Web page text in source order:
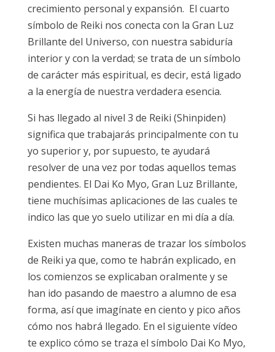
crecimiento personal y expansión. El cuarto
símbolo de Reiki nos conecta con la Gran Luz
Brillante del Universo, con nuestra sabiduría
interior y con la verdad; se trata de un símbolo
de carácter más espiritual, es decir, está ligado
a la energía de nuestra verdadera esencia.
Si has llegado al nivel 3 de Reiki (Shinpiden)
significa que trabajarás principalmente con tu
yo superior y, por supuesto, te ayudará
resolver de una vez por todas aquellos temas
pendientes. El Dai Ko Myo, Gran Luz Brillante,
tiene muchísimas aplicaciones de las cuales te
indico las que yo suelo utilizar en mi día a día.
Existen muchas maneras de trazar los símbolos
de Reiki ya que, como te habrán explicado, en
los comienzos se explicaban oralmente y se
han ido pasando de maestro a alumno de esa
forma, así que imagínate en ciento y pico años
cómo nos habrá llegado. En el siguiente vídeo
te explico cómo se traza el símbolo Dai Ko Myo,